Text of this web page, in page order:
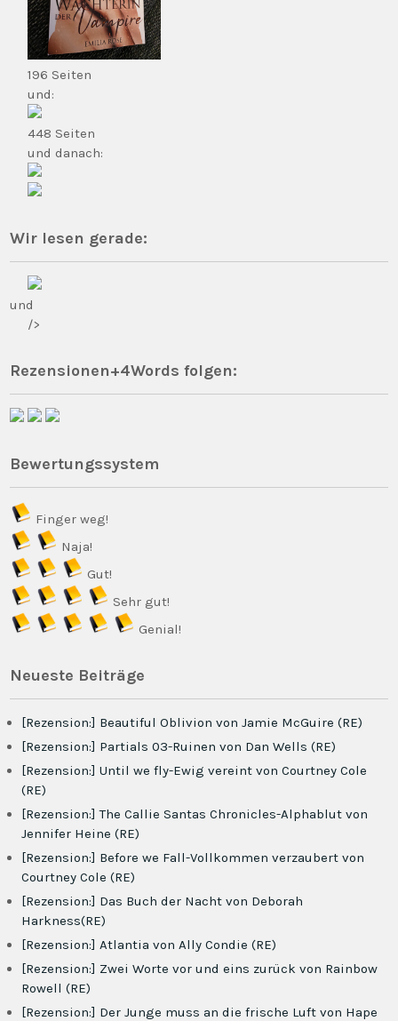
196 Seiten
und:
448 Seiten
und danach:
Wir lesen gerade:
und
/>
Rezensionen+4Words folgen:
Bewertungssystem
Finger weg!
Naja!
Gut!
Sehr gut!
Genial!
Neueste Beiträge
[Rezension:] Beautiful Oblivion von Jamie McGuire (RE)
[Rezension:] Partials 03-Ruinen von Dan Wells (RE)
[Rezension:] Until we fly-Ewig vereint von Courtney Cole
(RE)
[Rezension:] The Callie Santas Chronicles-Alphablut von
Jennifer Heine (RE)
[Rezension:] Before we Fall-Vollkommen verzaubert von
Courtney Cole (RE)
[Rezension:] Das Buch der Nacht von Deborah
Harkness(RE)
[Rezension:] Atlantia von Ally Condie (RE)
[Rezension:] Zwei Worte vor und eins zurück von Rainbow
Rowell (RE)
[Rezension:] Der Junge muss an die frische Luft von Hape